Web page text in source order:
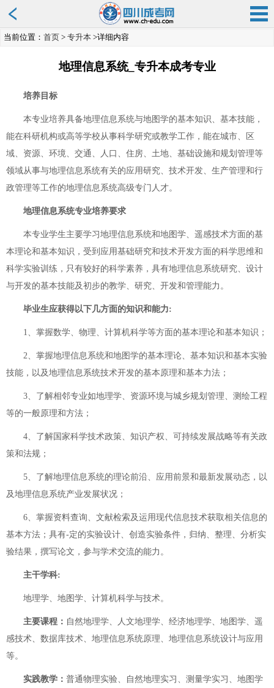
当前位置： 首页 > 专升本 >详细内容
地理信息系统_专升本成考专业
培养目标
本专业培养具备地理信息系统与地图学的基本知识、基本技能，
能在科研机构或高等学校从事科学研究或教学工作，能在城市、区
域、资源、环境、交通、人口、住房、土地、基础设施和规划管理等
领域从事与地理信息系统有关的应用研究、技术开发、生产管理和行
政管理等工作的地理信息系统高级专门人才。
地理信息系统专业培养要求
本专业学生主要学习地理信息系统和地图学、遥感技术方面的基
本理论和基本知识，受到应用基础研究和技术开发方面的科学思维和
科学实验训练，只有较好的科学素养，具有地理信息系统研究、设计
与开发的基本技能及初步的教学、研究、开发和管理能力。
毕业生应获得以下几方面的知识和能力:
1、掌握数学、物理、计算机科学等方面的基本理论和基本知识；
2、掌握地理信息系统和地图学的基本理论、基本知识和基本实验
技能，以及地理信息系统技术开发的基本原理和基本力法；
3、了解相邻专业如地理学、资源环境与城乡规划管理、测绘工程
等的一般原理和方法；
4、了解国家科学技术政策、知识产权、可持续发展战略等有关政
策和法规；
5、了解地理信息系统的理论前沿、应用前景和最新发展动态，以
及地理信息系统产业发展状况；
6、掌握资料查询、文献检索及运用现代信息技术获取相关信息的
基本方法；具有-定的实验设计、创造实验条件，归纳、整理、分析实
验结果，撰写论文，参与学术交流的能力。
主干学科:
地理学、地图学、计算机科学与技术。
主要课程： 自然地理学、人文地理学、经济地理学、地图学、遥
感技术、数据库技术、地理信息系统原理、地理信息系统设计与应用
等。
实践教学： 普通物理实验、自然地理实习、测量学实习、地图学